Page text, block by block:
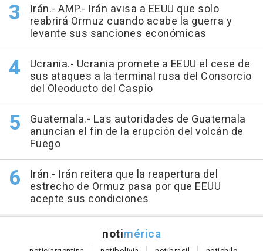
Irán.- AMP.- Irán avisa a EEUU que solo
reabrirá Ormuz cuando acabe la guerra y
levante sus sanciones económicas
Ucrania.- Ucrania promete a EEUU el cese de
sus ataques a la terminal rusa del Consorcio
del Oleoducto del Caspio
Guatemala.- Las autoridades de Guatemala
anuncian el fin de la erupción del volcán de
Fuego
Irán.- Irán reitera que la reapertura del
estrecho de Ormuz pasa por que EEUU
acepte sus condiciones
notimérica